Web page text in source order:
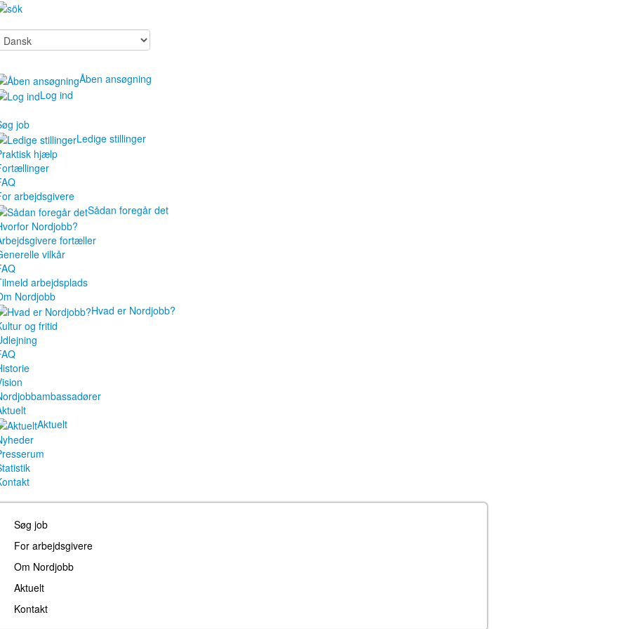
Åben ansøgning
Log ind
job
Ledige stillinger
hjælp
arbejdsgivere
Sådan foregår det
Nordjobb?
fortæller
vilkår
arbejdsplads
Nordjobb
Hvad er Nordjobb?
og fritid
Aktuelt
Søg job
For arbejdsgivere
Om Nordjobb
Aktuelt
Kontakt